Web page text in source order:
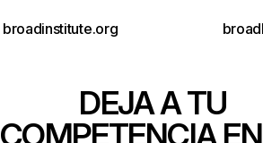
broadinstitute.org
DEJA A TU
COMPETENCIA